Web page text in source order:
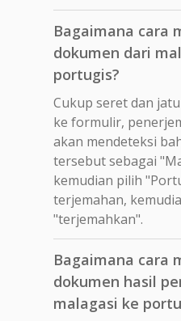
Bagaimana cara
dokumen dari
portugis?
Cukup seret dan
ke formulir,
akan mendeteksi
tersebut sebagai
kemudian pilih
terjemahan,
"terjemahkan".
Bagaimana cara
dokumen hasil
malagasi ke